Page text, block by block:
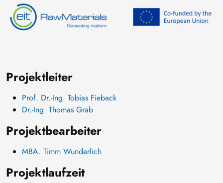
Projektleiter
Prof. Dr.-Ing. Tobias Fieback
Dr.-Ing. Thomas Grab
Projektbearbeiter
MBA. Timm Wunderlich
Projektlaufzeit